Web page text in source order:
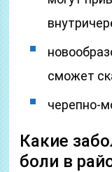
сможет
черепно-
Какие
боли в